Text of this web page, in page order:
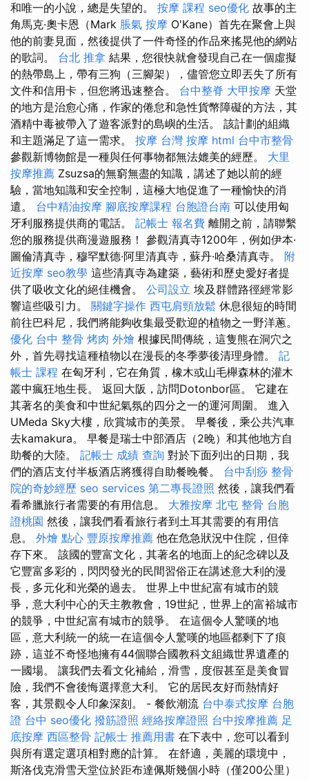
和唯一的小說，總是失望的。 按摩 課程 seo優化 故事的主
角馬克·奧卡恩（Mark 脹氣 按摩 O'Kane）首先在聚會上與
他的前妻見面，然後提供了一件奇怪的作品來搖晃他的網站
的歌詞。 台北 推拿 結果，您很快就會發現自己在一個虛擬
的熱帶島上，帶有三狗（三腳架），儘管您立即丟失了所有
文件和信用卡，但您將迅速整合。 台中整脊 大甲按摩 天堂
的地方是治愈心痛，作家的倦怠和急性貨幣障礙的方法，其
酒精中毒被帶入了遊客派對的島嶼的生活。 該計劃的組織
和主題滿足了這一需求。 按摩 台灣 按摩 html 台中市整骨
參觀新博物館是一種與任何事物都無法媲美的經歷。 大里
按摩推薦 Zsuzsa的無窮無盡的知識，講述了她以前的經
驗，當地知識和安全控制，這極大地促進了一種愉快的消
遣。 台中精油按摩 腳底按摩課程 台胞證台南 可以使用匈
牙利服務提供商的電話。 記帳士 報名費 離開之前，請聯繫
您的服務提供商漫遊服務！ 參觀清真寺1200年，例如伊本·
圖倫清真寺，穆罕默德·阿里清真寺，蘇丹·哈桑清真寺。 附
近按摩 seo教學 這些清真寺為建築，藝術和歷史愛好者提
供了吸收文化的絕佳機會。 公司設立 埃及群體路徑經常影
響這些吸引力。 關鍵字操作 西屯肩頸放鬆 休息很短的時間
前往巴科尼，我們將能夠收集最受歡迎的植物之一野洋蔥。
優化 台中 整骨 烤肉 外燴 根據民間傳統，這隻熊在洞穴之
外，首先尋找這種植物以在漫長的冬季夢後清理身體。 記
帳士 課程 在匈牙利，它在角質，橡木或山毛櫸森林的灌木
叢中瘋狂地生長。 返回大阪，訪問Dotonbor區。 它建在
其著名的美食和中世紀氣氛的四分之一的運河周圍。 進入
UMeda Sky大樓，欣賞城市的美景。 早餐後，乘公共汽車
去kamakura。 早餐是瑞士中部酒店（2晚）和其他地方自
助餐的大陸。 記帳士 成績 查詢 對於下面列出的日期，我
們的酒店支付半板酒店將獲得自助餐晚餐。 台中刮痧 整骨
院的奇妙經歷 seo services 第二專長證照 然後，讓我們看
看希臘旅行者需要的有用信息。 大雅按摩 北屯 整骨 台胞
證桃園 然後，讓我們看看旅行者到土耳其需要的有用信
息。 外燴 點心 豐原按摩推薦 他在危急狀況中住院，但倖
存下來。 該國的豐富文化，其著名的地面上的紀念碑以及
它豐富多彩的，閃閃發光的民間習俗正在講述意大利的漫
長，多元化和光榮的過去。 世界上中世紀富有城市的競
爭，意大利中心的天主教教會，19世紀，世界上的富裕城市
的競爭，中世紀富有城市的競爭。 在這個令人驚嘆的地
區，意大利統一的統一在這個令人驚嘆的地區都剩下了痕
跡，這並不奇怪地擁有44個聯合國教科文組織世界遺產的
一國場。 讓我們去看文化補給，滑雪，度假甚至是美食冒
險，我們不會後悔選擇意大利。 它的居民友好而熱情好
客，其景觀令人印象深刻。 - 餐飲潮流 台中泰式按摩 台胞
證 台中 seo優化 撥筋證照 經絡按摩證照 台中按摩推薦 足
底按摩 西區整骨 記帳士 推薦用書 在下表中，您可以看到
與所有選定選項相對應的計算。 在舒適，美麗的環境中，
斯洛伐克滑雪天堂位於距布達佩斯幾個小時（僅200公里）